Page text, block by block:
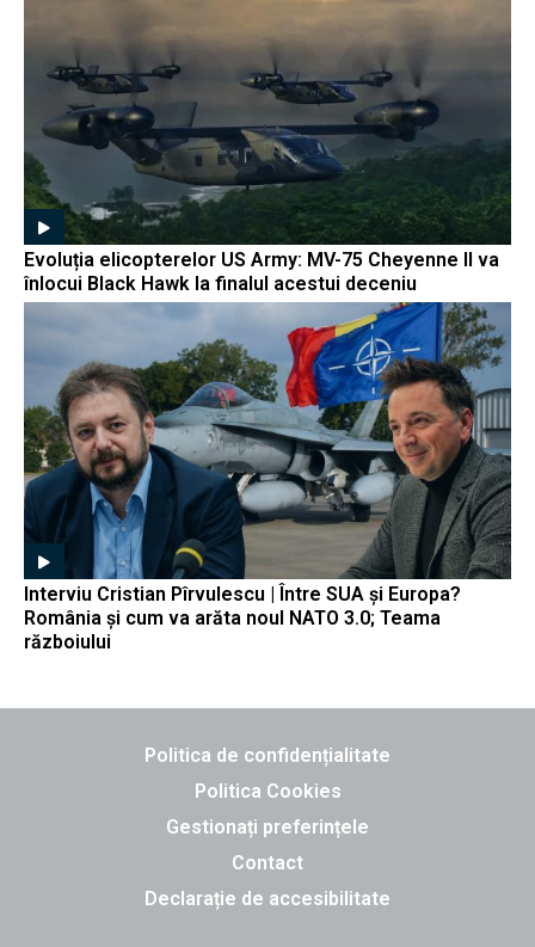
Evoluția elicopterelor US Army: MV-75 Cheyenne II va
înlocui Black Hawk la finalul acestui deceniu
Interviu Cristian Pîrvulescu | Între SUA și Europa?
România și cum va arăta noul NATO 3.0; Teama
războiului
Politica de confidențialitate
Politica Cookies
Gestionați preferințele
Contact
Declarație de accesibilitate